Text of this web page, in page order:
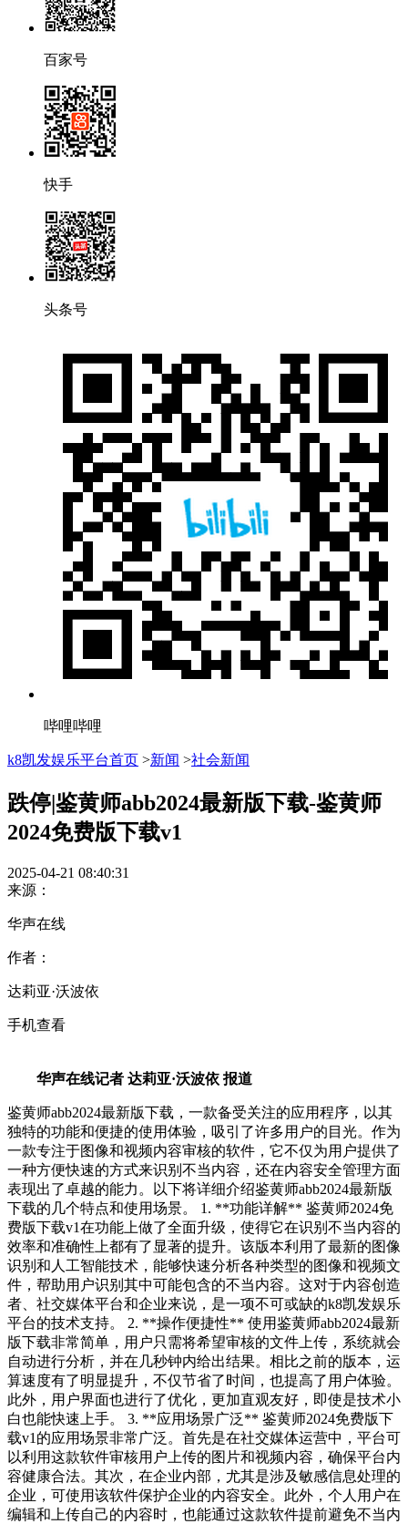
百家号
快手
头条号
哔哩哔哩
k8凯发娱乐平台首页 >新闻 >社会新闻
跌停|鉴黄师abb2024最新版下载-鉴黄师
2024免费版下载v1
2025-04-21 08:40:31
来源：
华声在线
作者：
达莉亚·沃波依
手机查看
华声在线记者 达莉亚·沃波依 报道
鉴黄师abb2024最新版下载，一款备受关注的应用程序，以其
独特的功能和便捷的使用体验，吸引了许多用户的目光。作为
一款专注于图像和视频内容审核的软件，它不仅为用户提供了
一种方便快速的方式来识别不当内容，还在内容安全管理方面
表现出了卓越的能力。以下将详细介绍鉴黄师abb2024最新版
下载的几个特点和使用场景。 1. **功能详解** 鉴黄师2024免
费版下载v1在功能上做了全面升级，使得它在识别不当内容的
效率和准确性上都有了显著的提升。该版本利用了最新的图像
识别和人工智能技术，能够快速分析各种类型的图像和视频文
件，帮助用户识别其中可能包含的不当内容。这对于内容创造
者、社交媒体平台和企业来说，是一项不可或缺的k8凯发娱乐
平台的技术支持。 2. **操作便捷性** 使用鉴黄师abb2024最新
版下载非常简单，用户只需将希望审核的文件上传，系统就会
自动进行分析，并在几秒钟内给出结果。相比之前的版本，运
算速度有了明显提升，不仅节省了时间，也提高了用户体验。
此外，用户界面也进行了优化，更加直观友好，即使是技术小
白也能快速上手。 3. **应用场景广泛** 鉴黄师2024免费版下
载v1的应用场景非常广泛。首先是在社交媒体运营中，平台可
以利用这款软件审核用户上传的图片和视频内容，确保平台内
容健康合法。其次，在企业内部，尤其是涉及敏感信息处理的
企业，可使用该软件保护企业的内容安全。此外，个人用户在
编辑和上传自己的内容时，也能通过这款软件提前避免不当内